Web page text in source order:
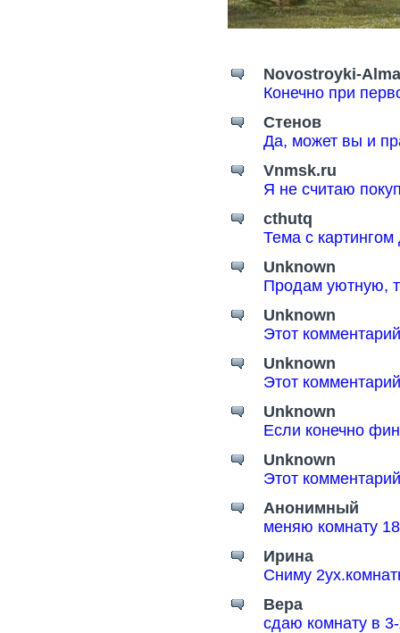
Novostroyki-
Конечно при
Стенов
Да, может вы и
Vnmsk.ru
Я не считаю
cthutq
Тема с
Unknown
Продам уютную,
Unknown
Этот
Unknown
Этот
Unknown
Если конечно
Unknown
Этот
Анонимный
меняю комнату
Ирина
Сниму
Вера
сдаю комнату в